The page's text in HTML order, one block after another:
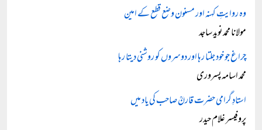
وہ روایتِ کہنہ اور مسنون وضع قطع کے امین
مولانا محمد نوید ساجد
چراغ جو خود جلتا رہا اور دوسروں کو روشنی دیتا رہا
محمد اسامہ پسروری
استادِ گرامی حضرت قارنؒ صاحب کی یاد میں
پروفیسر غلام حیدر